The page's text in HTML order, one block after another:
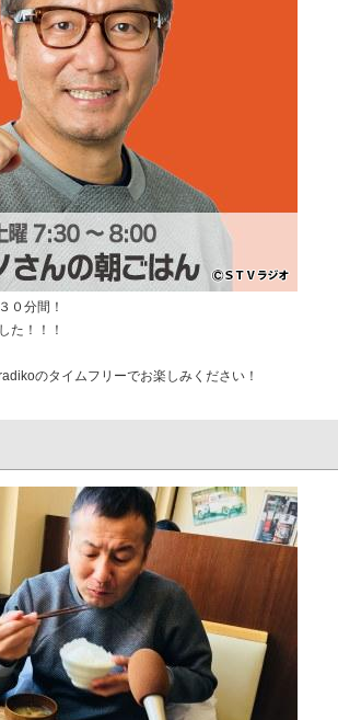
０分間！
た！！！
のタイムフリーでお楽しみください！